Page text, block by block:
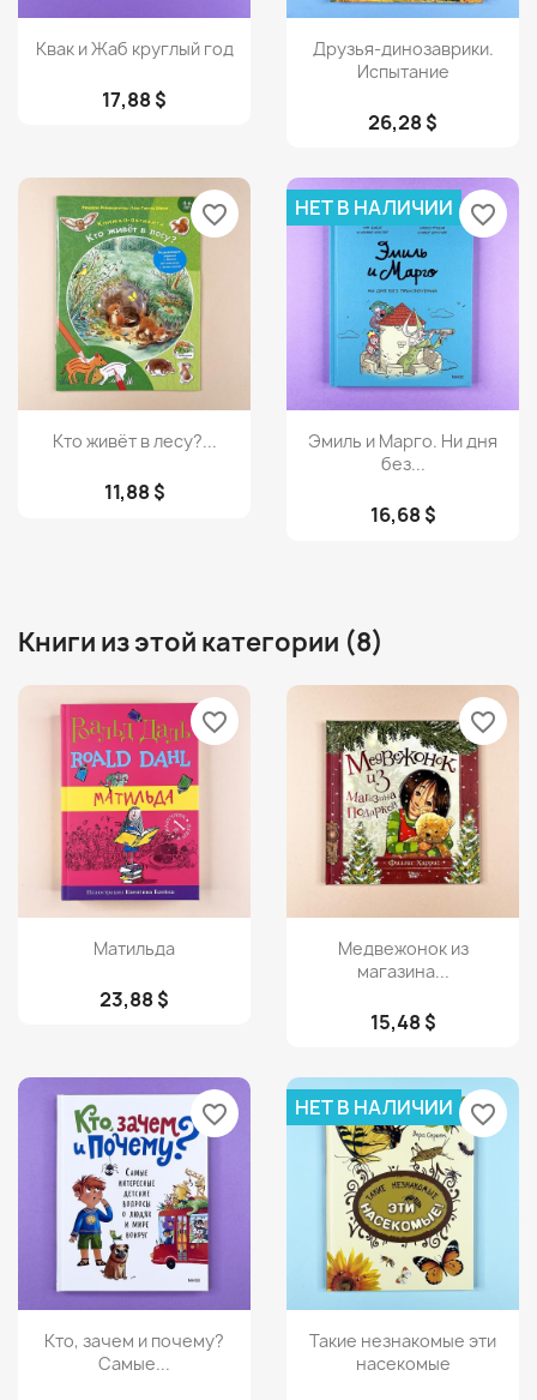
Просмотр
Квак и Жаб круглый год
17,88 $
Просмотр
Друзья-динозаврики.
Испытание
26,28 $
Просмотр
Кто живёт в лесу?...
11,88 $
favorite_border
Просмотр
Эмиль и Марго. Ни дня
без...
16,68 $
НЕТ В НАЛИЧИИ favorite_border
Книги из этой категории (8)
Просмотр
Матильда
23,88 $
favorite_border
Просмотр
Медвежонок из
магазина...
15,48 $
favorite_border
Просмотр
Кто, зачем и почему?
Самые...
favorite_border
Просмотр
Такие незнакомые эти
насекомые
НЕТ В НАЛИЧИИ favorite_border